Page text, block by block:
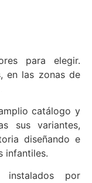
para elegir.
en las zonas de
catálogo y
sus variantes,
diseñando e
infantiles.
instalados por